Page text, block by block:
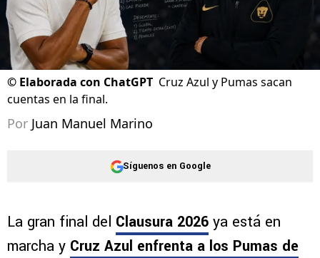
© Elaborada con ChatGPT Cruz Azul y Pumas sacan
cuentas en la final.
Por Juan Manuel Marino
Síguenos en Google
La gran final del Clausura 2026 ya está en
marcha y Cruz Azul enfrenta a los Pumas de